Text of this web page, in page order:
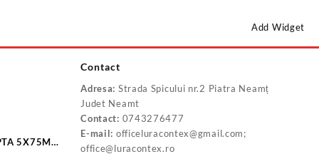
Add Widget
Contact
Adresa: Strada Spicului nr.2 Piatra Neamț
Judet Neamt
Contact: 0743276477
E-mail: officeluracontex@gmail.com;
office@luracontex.ro